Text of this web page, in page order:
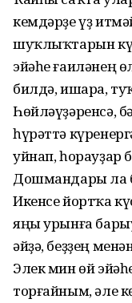
кемдәрҙе үҙ
шуҡлыҡтарын
эйәһе ғаиләнең
билдә, ишара,
Һөйләүҙәренсә,
һүрәттә
уйнап, һорауҙар
Дошмандары ла
Икенсе йортҡа
яңы урынға
әйҙә, беҙҙең
Элек мин өй
торғайным, әле